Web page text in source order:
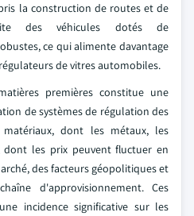
la construction de routes et de
des véhicules dotés de
ce qui alimente davantage
de vitres automobiles.
premières constitue une
de systèmes de régulation des
dont les métaux, les
les prix peuvent fluctuer en
des facteurs géopolitiques et
d'approvisionnement. Ces
incidence significative sur les